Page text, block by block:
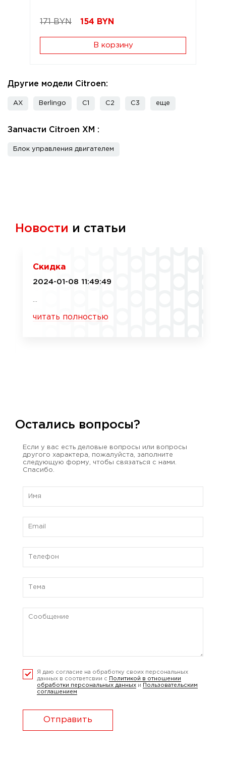
171 BYN 154 BYN
В корзину
Другие модели Citroen:
AX Berlingo C1 C2 C3 еще
Запчасти Citroen XM :
Блок управления двигателем
Новости и статьи
Скидка
2024-01-08 11:49:49
читать полностью
Остались вопросы?
Если у вас есть деловые вопросы или вопросы
другого характера, пожалуйста, заполните
следующую форму, чтобы связаться с нами.
Спасибо.
Я даю согласие на обработку своих персональных
данных в соответсвии с
Политикой в отношении
обработки персональных данных и
Пользовательским
соглашением
Отправить